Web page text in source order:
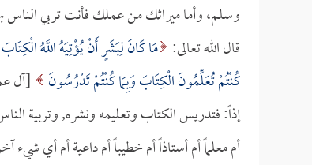
وسلم، وأما ميراثك من عملك فأنت تربي الناس
قال الله تعالى: مَا كَانَ لِبَشَرٍ أَنْ يُؤْتِيَهُ اللَّهُ
كُنْتُمْ تُعَلِّمُونَ الْكِتَابَ وَبِمَا كُنْتُمْ تَدْرُسُونَ
[آل
إذاً: فتدريس الكتاب وتعليمه ونشره, وتربية
أم معلماً أم أستاذاً أم خطيباً أم داعية أم أي شيء